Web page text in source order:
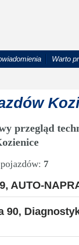
Warto
przegląd
7
AUTO-
90,